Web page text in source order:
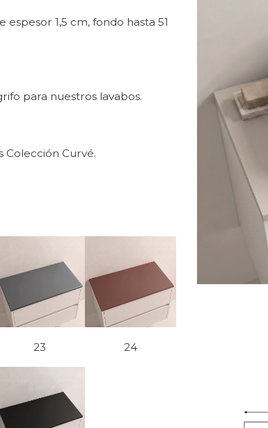
1,5 cm, fondo hasta 51
para nuestros lavabos.
Colección Curvé.
23 24